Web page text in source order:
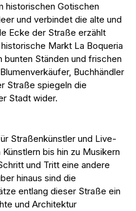
historischen Gotischen
und verbindet die alte und
Ecke der Straße erzählt
Markt La Boqueria
Ständen und frischen
Buchhändler
Straße spiegeln die
Stadt wider.
Straßenkünstler und Live-
bis hin zu Musikern
und Tritt eine andere
hinaus sind die
entlang dieser Straße ein
und Architektur